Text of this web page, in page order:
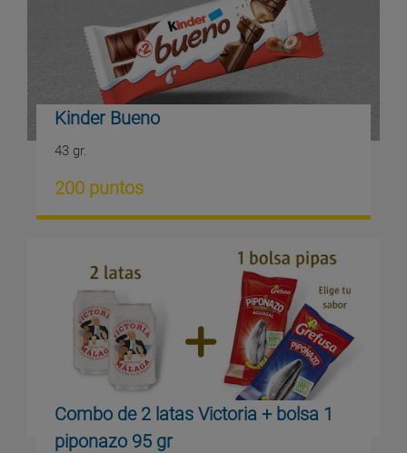
Kinder Bueno
43 gr.
200 puntos
Combo de 2 latas Victoria + bolsa 1
piponazo 95 gr